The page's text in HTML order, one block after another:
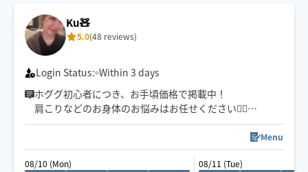
※他店舗での勤務もあり、施術中は返信や承諾が遅くな
りますのでご了承ください🙇
Ku🧸
5.0(48 reviews)
Login Status: Within 3 days
ホググ初心者につき、お手頃価格で掲載中！
肩こりなどのお身体のお悩みはお任せください💁‍♀️
愛知県での施術の方は90分〜のご予約でお願いしており
Menu
08/10 (Mon) 08/11 (Tue)